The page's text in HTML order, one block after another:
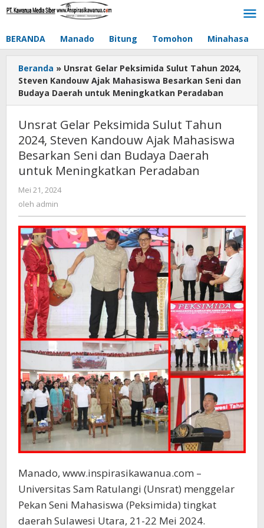
Lewati
BERANDA Manado Bitung Tomohon Minahasa
Beranda » Unsrat Gelar Peksimida Sulut Tahun 2024,
Steven Kandouw Ajak Mahasiswa Besarkan Seni dan
Budaya Daerah untuk Meningkatkan Peradaban
Unsrat Gelar Peksimida Sulut Tahun
2024, Steven Kandouw Ajak Mahasiswa
Besarkan Seni dan Budaya Daerah
untuk Meningkatkan Peradaban
Mei 21, 2024
oleh admin
Manado, www.inspirasikawanua.com –
Universitas Sam Ratulangi (Unsrat) menggelar
Pekan Seni Mahasiswa (Peksimida) tingkat
daerah Sulawesi Utara, 21-22 Mei 2024.